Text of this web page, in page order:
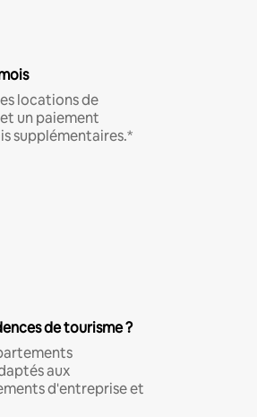
locations de
un paiement
supplémentaires.*
de tourisme ?
aux
d'entreprise et